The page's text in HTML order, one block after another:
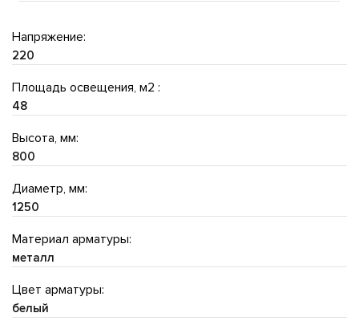
Напряжение:
220
Площадь освещения, м2 :
48
Высота, мм:
800
Диаметр, мм:
1250
Материал арматуры:
металл
Цвет арматуры:
белый